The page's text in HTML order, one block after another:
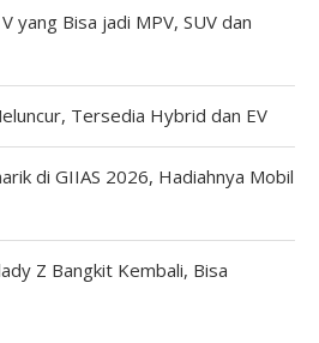
yang Bisa jadi MPV, SUV dan
Tersedia Hybrid dan EV
di GIIAS 2026, Hadiahnya Mobil
Z Bangkit Kembali, Bisa